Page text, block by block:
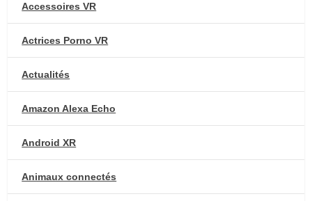
Accessoires VR
Actrices Porno VR
Actualités
Amazon Alexa Echo
Android XR
Animaux connectés